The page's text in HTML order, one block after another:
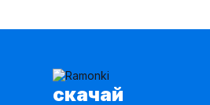
cкачай